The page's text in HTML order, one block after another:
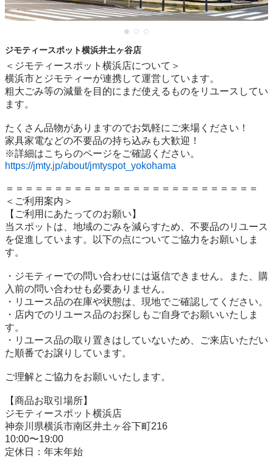
ジモティースポット横浜井土ヶ谷店
＜ジモティースポット横浜店について＞
横浜市とジモティーが連携して運営しています。
粗⼤ごみ等の減量を⽬的にまだ使えるものをリユースしてい
ます。
たくさん品物がありますのでお気軽にご来場ください！
家具家電などの不要品の持ち込みも大歓迎！
https://jmty.jp/about/jmtyspot_yokohama
＝＝＝＝＝＝＝＝＝＝＝＝＝＝＝＝＝＝＝＝＝＝＝＝＝＝
＜ご利用案内＞
【ご利用にあたってのお願い】
当スポットは、地域のごみを減らすため、不要品のリユース
を促進しています。以下の点についてご協力をお願いしま
す。
・ジモティーでの問い合わせには返信できません。また、購
入前の問い合わせも必要ありません。
・リユース品の在庫や状態は、現地でご確認してください。
・店内でのリユース品のお探しもご自身でお願いいたしま
す。
・リユース品の取り置きはしていないため、ご来店いただい
た順番でお譲りしています。
ご理解とご協力をお願いいたします。
【商品お取引場所】
ジモティースポット横浜店
神奈川県横浜市南区井土ヶ谷下町216
10:00〜19:00
定休日：年末年始